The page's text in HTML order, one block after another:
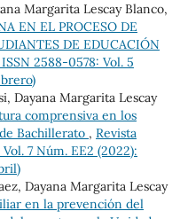
Margarita Lescay Blanco,
EN EL PROCESO DE
DE EDUCACIÓN
2588-0578: Vol. 5
Dayana Margarita Lescay
comprensiva en los
Bachillerato , Revista
7 Núm. EE2 (2022):
Dayana Margarita Lescay
en la prevención del